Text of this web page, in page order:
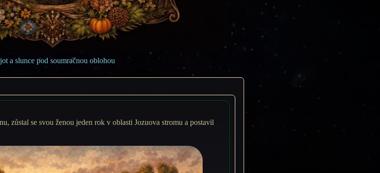
a slunce pod soumračnou oblohou
zůstal se svou ženou jeden rok v oblasti Jozuova stromu a postavil